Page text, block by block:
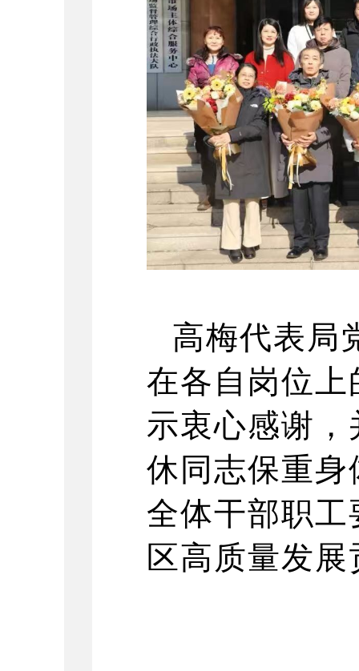
高梅代表局
在各自岗位
示衷心感谢
休同志保重
全体干部职
区高质量发